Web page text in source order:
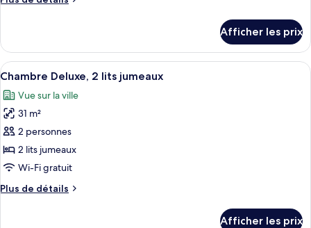
chambre :
terrasse
Suite
Junior,
terrasse
Afficher les prix
Afficher
toutes
les
photos
pour
ce
type
chambre :
Literie hypoallergénique, minibar,
8
Chambre Deluxe, 2 lits jumeaux
Vue sur la ville
31 m²
2 personnes
2 lits jumeaux
Wi-Fi gratuit
Plus de détails
Plus
Afficher les prix